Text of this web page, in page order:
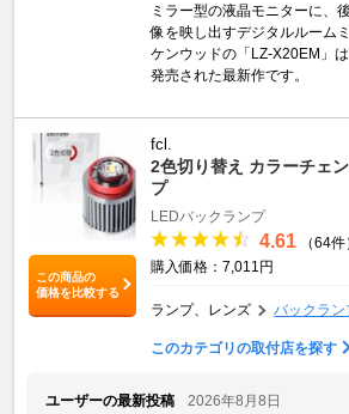
ミラー型の液晶モニターに、
像を映し出すデジタルルーム
ケンウッドの「LZ-X20EM」
発売された最新作です。
この商品の
価格を比較する
fcl.
2色切り替え カラーチェ
プ
LEDバックランプ
4.61
（64件
購入価格：7,011円
ランプ、レンズ バックラン
このカテゴリの取付店を探す
ユーザーの最新投稿
2026年8月8日